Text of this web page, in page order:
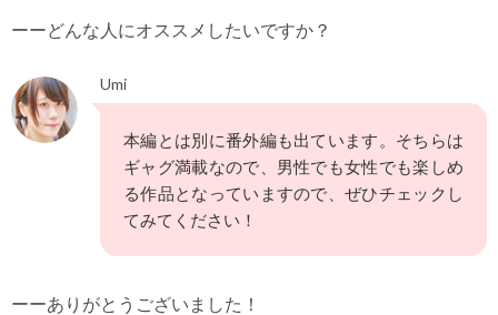
ーーどんな人にオススメしたいですか？
Umi
本編とは別に番外編も出ています。そちらは
ギャグ満載なので、男性でも女性でも楽しめ
る作品となっていますので、ぜひチェックし
てみてください！
ーーありがとうございました！